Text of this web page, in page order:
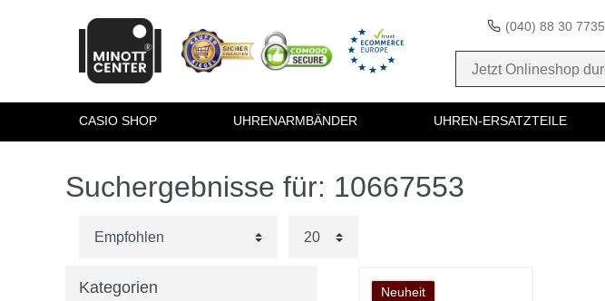
(040) 88 30 7735
CASIO SHOP UHRENARMBÄNDER UHREN-ERSATZTEILE
Suchergebnisse für: 10667553
Kategorien Neuheit